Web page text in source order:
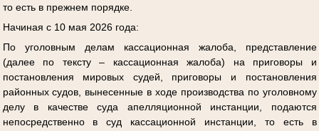
то есть в прежнем порядке.
Начиная с 10 мая 2026 года:
По уголовным делам кассационная жалоба, представление
(далее по тексту – кассационная жалоба) на приговоры и
постановления мировых судей, приговоры и постановления
районных судов, вынесенные в ходе производства по уголовному
делу в качестве суда апелляционной инстанции, подаются
непосредственно в суд кассационной инстанции, то есть в